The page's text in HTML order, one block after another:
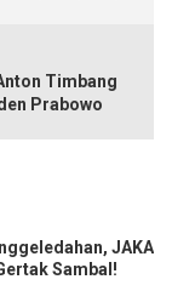
Timbang
Prabowo
JAKA
Sambal!